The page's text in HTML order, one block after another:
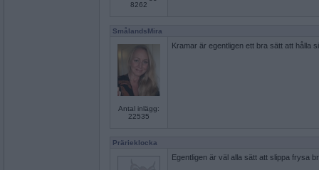
8262
SmålandsMira
Antal inlägg:
22535
Kramar är egentligen ett bra sätt att hålla
Prärieklocka
Egentligen är väl alla sätt att slippa frysa